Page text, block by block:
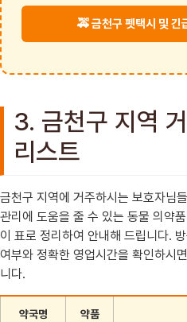
🚕 금천구 펫택시 및 긴
3. 금천구 지역
리스트
금천구 지역에 거주하시는 보호자님
관리에 도움을 줄 수 있는 동물 의약
이 표로 정리하여 안내해 드립니다.
여부와 정확한 영업시간을 확인하시
니다.
약국명
약품